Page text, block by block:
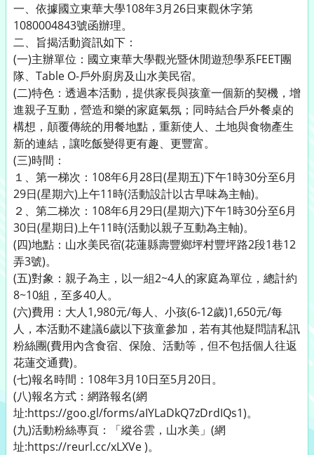
一、依據國立東華大學108年3月26日東觀休字第
1080004843號函辦理。
二、旨揭活動資訊如下：
(一)主辦單位：國立東華大學觀光暨休閒遊憩學系FEET團
隊、Table O-戶外廚房及山水美民宿。
(二)特色：透過本活動，提供家長與孩童一個新的契機，增
進親子互動，營造和樂的家庭氣氛；同時結合戶外餐桌的
構想，顛覆傳統的用餐地點，重新使人、土地與食物產生
新的連結，讓吃飯變得更有趣、更豐富。
(三)時間：
１、第一梯次：108年6月28日(星期五)下午1時30分至6月
29日(星期六)上午11時(活動設計以古早味為主軸)。
２、第二梯次：108年6月29日(星期六)下午1時30分至6月
30日(星期日)上午11時(活動以親子互動為主軸)。
(四)地點：山水美民宿(花蓮縣壽豐鄉坪村豐坪路2段1巷12
弄3號)。
(五)對象：親子為主，以一組2~4人的家庭為單位，總計約
8~10組，至多40人。
(六)費用：大人1,980元/每人、小孩(6-12歲)1,650元/每
人，本活動不建議6歲以下孩童參加，若有其他疑問請私訊
粉絲團(費用內含食宿、保險、活動等，但不包括個人往返
花蓮交通費)。
(七)報名時間：108年3月10日至5月20日。
(八)報名方式：網路報名(網
址:https://goo.gl/forms/aIYLaDkQ7zDrdIQs1)。
(九)活動粉絲專頁：「縱谷雲，山水美」(網
址:https://reurl.cc/xLXVe )。